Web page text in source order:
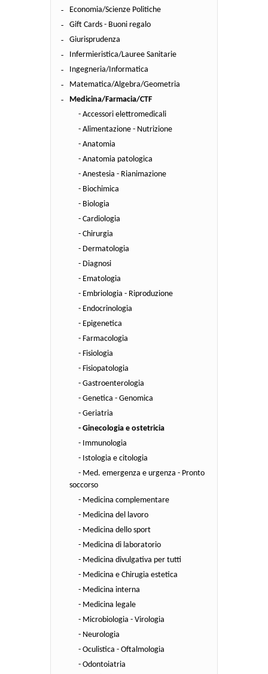
Economia/Scienze Politiche
Gift Cards - Buoni regalo
Giurisprudenza
Infermieristica/Lauree Sanitarie
Ingegneria/Informatica
Matematica/Algebra/Geometria
Medicina/Farmacia/CTF
- Accessori elettromedicali
- Alimentazione - Nutrizione
- Anatomia
- Anatomia patologica
- Anestesia - Rianimazione
- Biochimica
- Biologia
- Cardiologia
- Chirurgia
- Dermatologia
- Diagnosi
- Ematologia
- Embriologia - Riproduzione
- Endocrinologia
- Epigenetica
- Farmacologia
- Fisiologia
- Fisiopatologia
- Gastroenterologia
- Genetica - Genomica
- Geriatria
- Ginecologia e ostetricia
- Immunologia
- Istologia e citologia
- Med. emergenza e urgenza - Pronto
soccorso
- Medicina complementare
- Medicina del lavoro
- Medicina dello sport
- Medicina di laboratorio
- Medicina divulgativa per tutti
- Medicina e Chirugia estetica
- Medicina interna
- Medicina legale
- Microbiologia - Virologia
- Neurologia
- Oculistica - Oftalmologia
- Odontoiatria